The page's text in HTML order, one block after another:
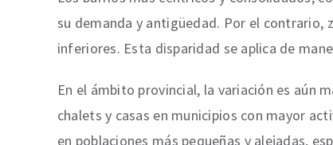
su demanda y antigüedad. Por el contrario,
inferiores. Esta disparidad se aplica de
En el ámbito provincial, la variación es aún
chalets y casas en municipios con mayor
en poblaciones más pequeñas y alejadas,